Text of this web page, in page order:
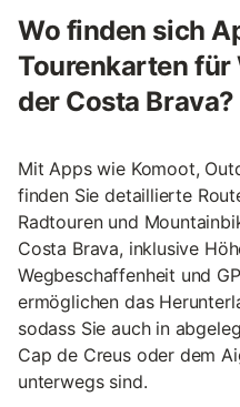
Wo finden sich
Tourenkarten
der Costa Brava?
Mit Apps wie Komoot,
finden Sie detaillierte
Radtouren und
Costa Brava, inklusive
Wegbeschaffenheit und
ermöglichen das
sodass Sie auch in
Cap de Creus oder dem
unterwegs sind.